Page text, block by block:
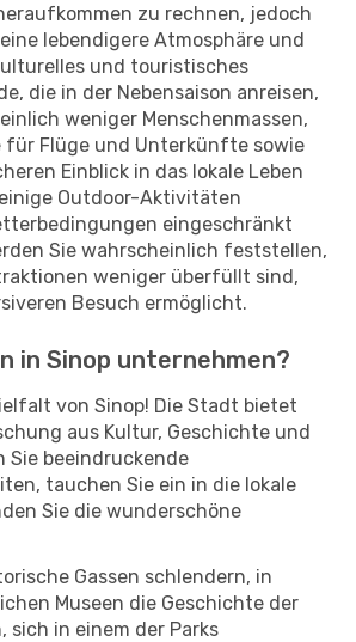
zu rechnen, jedoch
lebendigere Atmosphäre und
und touristisches
die in der Nebensaison anreisen,
weniger Menschenmassen,
für Flüge und Unterkünfte sowie
Einblick in das lokale Leben
Outdoor-Aktivitäten
eingeschränkt
Sie wahrscheinlich feststellen,
weniger überfüllt sind,
Besuch ermöglicht.
in Sinop unternehmen?
von Sinop! Die Stadt bietet
aus Kultur, Geschichte und
Sie beeindruckende
tauchen Sie ein in die lokale
Sie die wunderschöne
Gassen schlendern, in
Museen die Geschichte der
sich in einem der Parks